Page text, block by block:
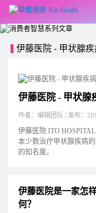
伊藤医院 - 甲状腺
伊藤医院 - 甲状腺
作者：编辑团队 | 发布：
伊藤医院 ITO
本少数治疗甲状腺疾病
的知名度。
伊藤医院是一家怎
何？